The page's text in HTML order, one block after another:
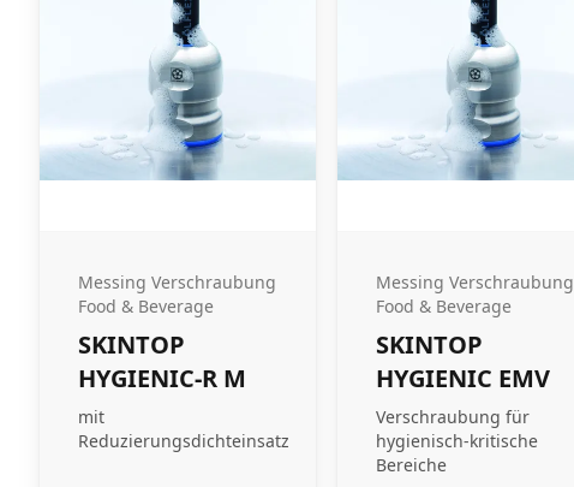
Messing Verschraubung
Food & Beverage
SKINTOP
HYGIENIC-R M
mit
Reduzierungsdichteinsatz
Messing Verschraubung
Food & Beverage
SKINTOP
HYGIENIC EMV
Verschraubung für
hygienisch-kritische
Bereiche